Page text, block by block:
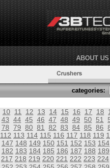
ABOUT US
categories:
10 11 12 13 14 15 16 17 18
43 44 45 46 47 48 49 50 51
78 79 80 81 82 83 84 85 86
112 113 114 115 116 117 118 119
147 148 149 150 151 152 153 154
182 183 184 185 186 187 188 189
217 218 219 220 221 222 223 224